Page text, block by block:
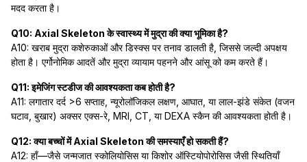
मदद करता है।
Q10: Axial Skeleton के स्वास्थ्य में मुद्रा की क्या भूमिका है?
A10: खराब मुद्रा कशेरुकाओं और डिस्क्स पर तनाव डालती है, जिससे जल्दी अपक्षय
होता है। एर्गोनोमिक आदतें और मुद्रा व्यायाम पहनने और आंसू को कम करते हैं।
Q11: इमेजिंग स्टडीज की आवश्यकता कब होती है?
A11: लगातार दर्द >6 सप्ताह, न्यूरोलॉजिकल लक्षण, आघात, या लाल-झंडे संकेत (वजन
घटाव, बुखार) अक्सर एक्स-रे, MRI, CT, या DEXA स्कैन की आवश्यकता होती है।
Q12: क्या बच्चों में Axial Skeleton की समस्याएँ हो सकती हैं?
A12: हाँ—जैसे जन्मजात स्कोलियोसिस या किशोर ऑस्टियोपोरोसिस जैसी स्थितियाँ